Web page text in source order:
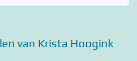
van Krista Hoogink